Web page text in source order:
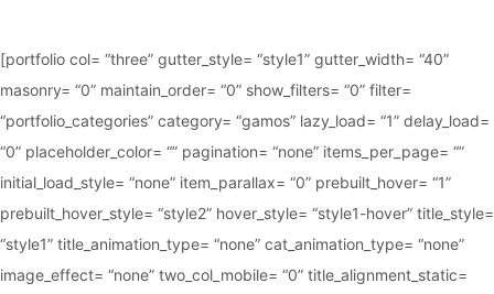
[portfolio col= “three” gutter_style= “style1” gutter_width= “40”
masonry= “0” maintain_order= “0” show_filters= “0” filter=
“portfolio_categories” category= “gamos” lazy_load= “1” delay_load=
“0” placeholder_color= “” pagination= “none” items_per_page= “”
initial_load_style= “none” item_parallax= “0” prebuilt_hover= “1”
prebuilt_hover_style= “style2” hover_style= “style1-hover” title_style=
“style1” title_animation_type= “none” cat_animation_type= “none”
image_effect= “none” two_col_mobile= “0” title_alignment_static=